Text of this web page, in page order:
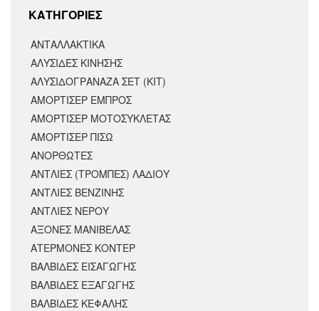
KΑΤΗΓΟΡΙΕΣ
ΑΝΤΑΛΛΑΚΤΙΚΆ
ΑΛΥΣΙΔΕΣ ΚΙΝΗΣΗΣ
ΑΛΥΣΙΔΟΓΡΑΝΑΖΑ ΣΕΤ (ΚΙΤ)
ΑΜΟΡΤΙΣΕΡ ΕΜΠΡΟΣ
ΑΜΟΡΤΙΣΈΡ ΜΟΤΟΣΥΚΛΈΤΑΣ
ΑΜΟΡΤΙΣΕΡ ΠΙΣΩ
ΑΝΟΡΘΩΤΕΣ
ΑΝΤΛΙΕΣ (ΤΡΟΜΠΕΣ) ΛΑΔΙΟΥ
ΑΝΤΛΙΕΣ ΒΕΝΖΙΝΗΣ
ΑΝΤΛΙΕΣ ΝΕΡΟΥ
ΑΞΟΝΕΣ ΜΑΝΙΒΕΛΑΣ
ΑΤΕΡΜΟΝΕΣ ΚΟΝΤΕΡ
ΒΑΛΒΙΔΕΣ ΕΙΣΑΓΩΓΗΣ
ΒΑΛΒΙΔΕΣ ΕΞΑΓΩΓΗΣ
ΒΑΛΒΙΔΕΣ ΚΕΦΑΛΗΣ